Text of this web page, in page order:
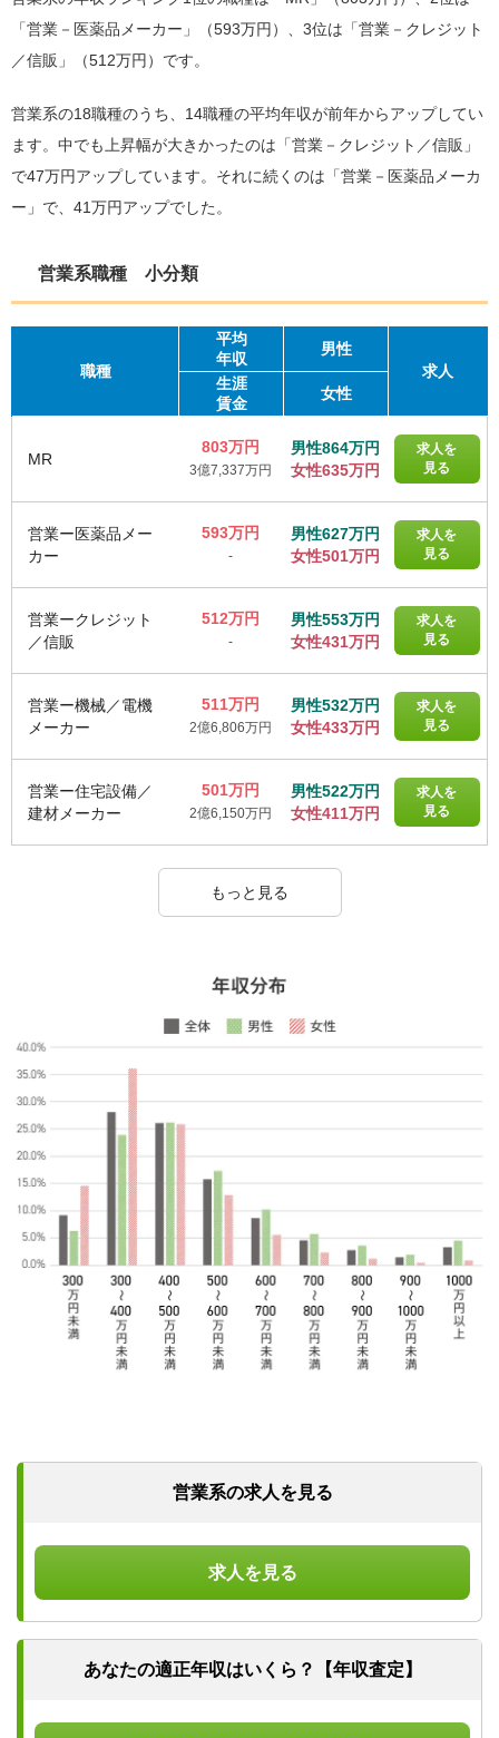
「営業－医薬品メーカー」（593万円）、3位は「営業－クレジット
／信販」（512万円）です。
営業系の18職種のうち、14職種の平均年収が前年からアップしてい
ます。中でも上昇幅が大きかったのは「営業－クレジット／信販」
で47万円アップしています。それに続くのは「営業－医薬品メーカ
ー」で、41万円アップでした。
営業系職種 小分類
職種
平均
年収
男性
求人
生涯
賃金
女性
MR
803万円
3億7,337万円
男性864万円
女性635万円
求人を
見る
営業ー医薬品メー
カー
593万円
-
男性627万円
女性501万円
求人を
見る
営業ークレジット
／信販
512万円
-
男性553万円
女性431万円
求人を
見る
営業ー機械／電機
メーカー
511万円
2億6,806万円
男性532万円
女性433万円
求人を
見る
営業ー住宅設備／
建材メーカー
501万円
2億6,150万円
男性522万円
女性411万円
求人を
見る
もっと見る
営業系の求人を見る
求人を見る
あなたの適正年収はいくら？【年収査定】